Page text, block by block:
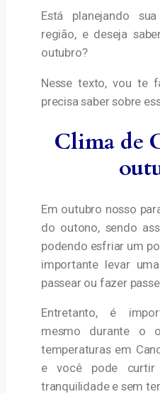
Está planejando
região, e deseja
outubro?
Nesse texto, vou te
precisa saber sobre
Clima de
Em outubro nosso
do outono, sendo
podendo esfriar um
importante levar
passear ou fazer
Entretanto, é
mesmo durante o
temperaturas em
e você pode curtir
tranquilidade e sem